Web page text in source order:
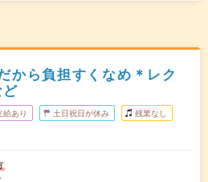
から負担すくなめ＊レク
給あり 土日祝日が休み 残業なし